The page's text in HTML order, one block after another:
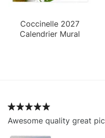
Coccinelle 2027
Calendrier Mural
Awesome quality great